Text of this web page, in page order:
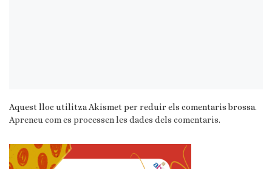
Aquest lloc utilitza Akismet per reduir els comentaris brossa.
Apreneu com es processen les dades dels comentaris.